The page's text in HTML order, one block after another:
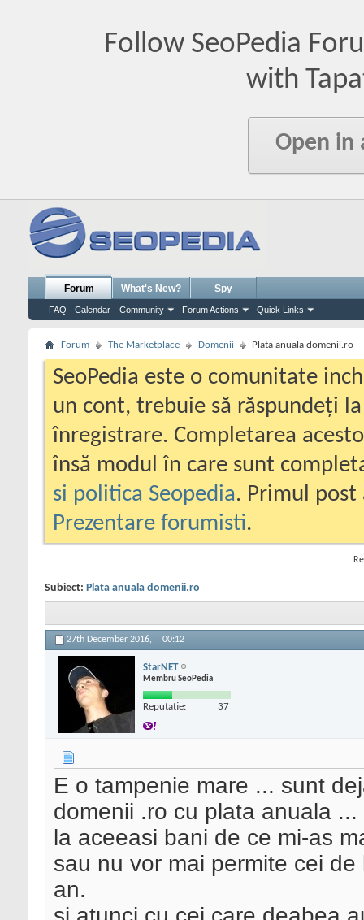
Follow SeoPedia
with
Open in
Forum
FAQ Calendar Community Forum Actions Quick Links
What's New? Spy
Forum The Marketplace Domenii Plata anuala domenii.ro
SeoPedia este o comunitate
un cont, trebuie să răspundeți
înregistrare. Completarea
însă modul în care sunt
si politica Seopedia. Primul
Prezentare forumisti.
Subiect: Plata anuala domenii.ro
27th December 2016, 00:12
StarNET
Membru SeoPedia
Reputatie: 37
E o tampenie mare ... sunt
domenii .ro cu plata anuala ...
la aceeasi bani de ce mi-as
sau nu vor mai permite cei
an.